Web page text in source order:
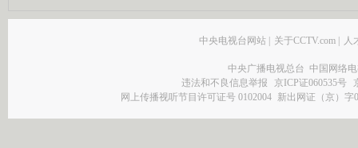
中央电视台网站 | 关于CCTV.com | 人
中央广播电视总台 中国网络
违法和不良信息举报
京ICP证060535号
网上传播视听节目许可证号 0102004 新出网证（京）